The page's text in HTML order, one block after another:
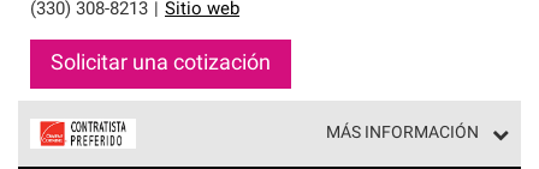
(330) 308-8213 Sitio web
Solicitar una cotización
MÁS INFORMACIÓN